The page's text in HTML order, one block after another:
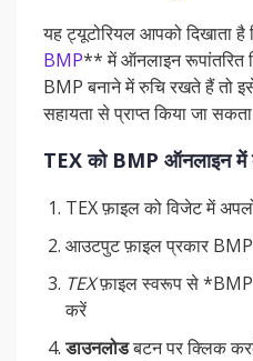
यह ट्यूटोरियल आपको दिखाता
BMP** में ऑनलाइन रूपांतरित
BMP बनाने में रुचि रखते हैं तो
सहायता से प्राप्त किया जा
TEX को BMP ऑनलाइन
TEX फ़ाइल को विजेट में
आउटपुट फ़ाइल प्रकार
TEXफ़ाइल स्वरूप से *BMP
करें
डाउनलोडबटन पर क्लिक करके